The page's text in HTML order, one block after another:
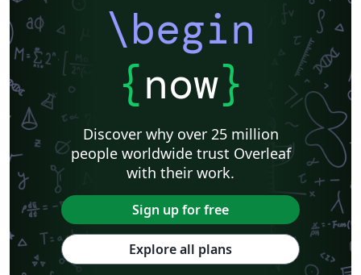
\begin
{now}
Discover why over 25 million
people worldwide trust Overleaf
with their work.
Sign up for free
Explore all plans